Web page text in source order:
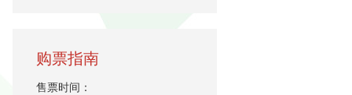
购票指南
售票时间：